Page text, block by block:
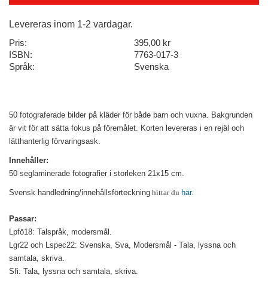
Levereras inom 1-2 vardagar.
Pris:
395,00 kr
ISBN:
7763-017-3
Språk:
Svenska
50 fotograferade bilder på kläder för både barn och vuxna. Bakgrunden
är vit för att sätta fokus på föremålet. Korten levereras i en rejäl och
lätthanterlig förvaringsask.
Innehåller:
50 seglaminerade fotografier i storleken 21x15 cm.
Svensk handledning/innehållsförteckning hittar du här.
Passar:
Lpfö18: Talspråk, modersmål.
Lgr22 och Lspec22: Svenska, Sva, Modersmål - Tala, lyssna och
samtala, skriva.
Sfi: Tala, lyssna och samtala, skriva.